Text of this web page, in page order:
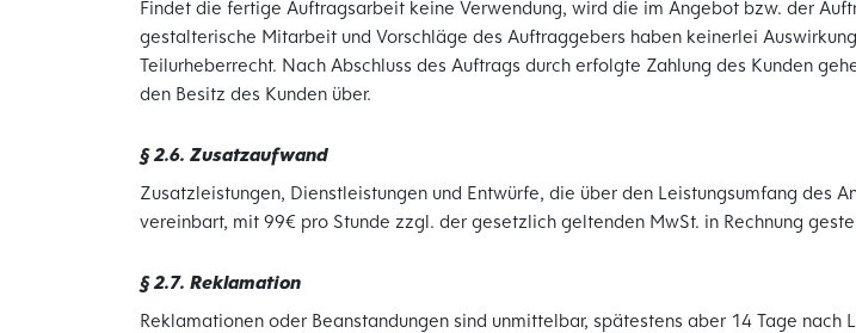
Findet die fertige Auftragsarbeit keine Verwendung, wird die im Angebot bzw. der
gestalterische Mitarbeit und Vorschläge des Auftraggebers haben keinerlei
Teilurheberrecht. Nach Abschluss des Auftrags durch erfolgte Zahlung des Kunden
den Besitz des Kunden über.
§ 2.6. Zusatzaufwand
Zusatzleistungen, Dienstleistungen und Entwürfe, die über den Leistungsumfang des
vereinbart, mit 99€ pro Stunde zzgl. der gesetzlich geltenden MwSt. in Rechnung
§ 2.7. Reklamation
Reklamationen oder Beanstandungen sind unmittelbar, spätestens aber 14 Tage